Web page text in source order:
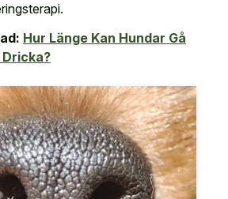
Hur Länge Kan Hundar Gå